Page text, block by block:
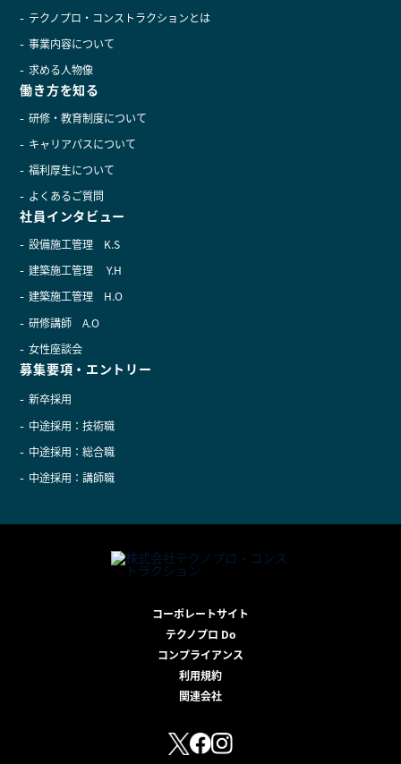
テクノプロ・コンストラクションとは
事業内容について
求める人物像
働き方を知る
研修・教育制度について
キャリアパスについて
福利厚生について
よくあるご質問
社員インタビュー
設備施工管理 K.S
建築施工管理 Y.H
建築施工管理 H.O
研修講師 A.O
女性座談会
募集要項・エントリー
新卒採用
中途採用：技術職
中途採用：総合職
中途採用：講師職
コーポレートサイト
テクノプロ Do
コンプライアンス
利用規約
関連会社